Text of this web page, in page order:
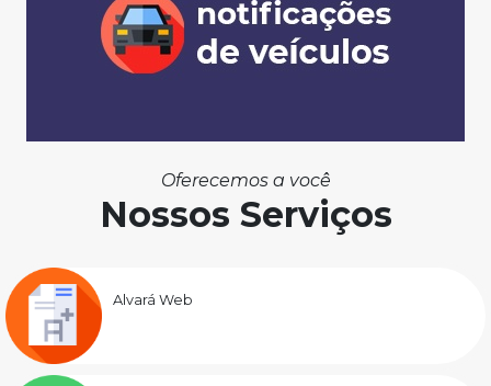
Oferecemos a você
Nossos Serviços
Alvará Web